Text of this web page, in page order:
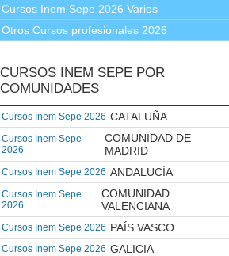
Cursos Inem Sepe 2026 Varios
Otros Cursos profesionales 2026
CURSOS INEM SEPE POR
COMUNIDADES
Cursos Inem Sepe 2026 CATALUÑA
Cursos Inem Sepe
2026
COMUNIDAD DE
MADRID
Cursos Inem Sepe 2026 ANDALUCÍA
Cursos Inem Sepe
2026
COMUNIDAD
VALENCIANA
Cursos Inem Sepe 2026 PAÍS VASCO
Cursos Inem Sepe 2026 GALICIA